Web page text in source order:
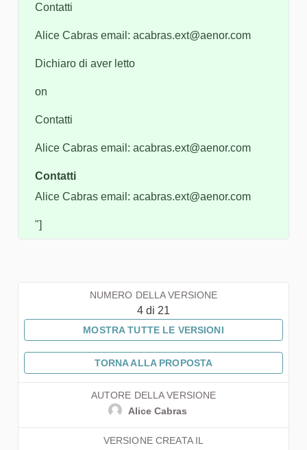
Contatti
Alice Cabras email: acabras.ext@aenor.com
Dichiaro di aver letto
on
Contatti
Alice Cabras email: acabras.ext@aenor.com
Contatti
Alice Cabras email: acabras.ext@aenor.com
"]
NUMERO DELLA VERSIONE
4 di 21
MOSTRA TUTTE LE VERSIONI
TORNA ALLA PROPOSTA
AUTORE DELLA VERSIONE
Alice Cabras
VERSIONE CREATA IL